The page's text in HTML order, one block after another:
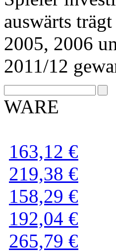
auswärts
2005, 2006
2011/12
WARE
163,12 €
219,38 €
158,29 €
192,04 €
265,79 €